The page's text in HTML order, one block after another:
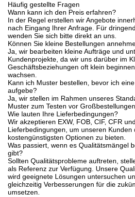
Häufig gestellte Fragen
Wann kann ich den Preis erfahren?
In der Regel erstellen wir Angebote
nach Eingang Ihrer Anfrage. Für
wenden Sie sich bitte direkt an uns.
Können Sie kleine Bestellungen
Ja, wir bearbeiten kleine Aufträge und
Kundenprojekte, da wir uns darüber im
Geschäftsbeziehungen oft klein
wachsen.
Kann ich Muster bestellen, bevor ich
aufgebe?
Ja, wir stellen im Rahmen unseres
Muster zum Testen vor
Wie lauten Ihre Lieferbedingungen?
Wir akzeptieren EXW, FOB, CIF, CFR
Lieferbedingungen, um unseren Kunden
kostengünstigsten Optionen zu bieten.
Was passiert, wenn es Qualitätsmängel
gibt?
Sollten Qualitätsprobleme auftreten,
als Referenz zur Verfügung. Unsere
wird geeignete Lösungen untersuchen
gleichzeitig Verbesserungen für die
umsetzen.